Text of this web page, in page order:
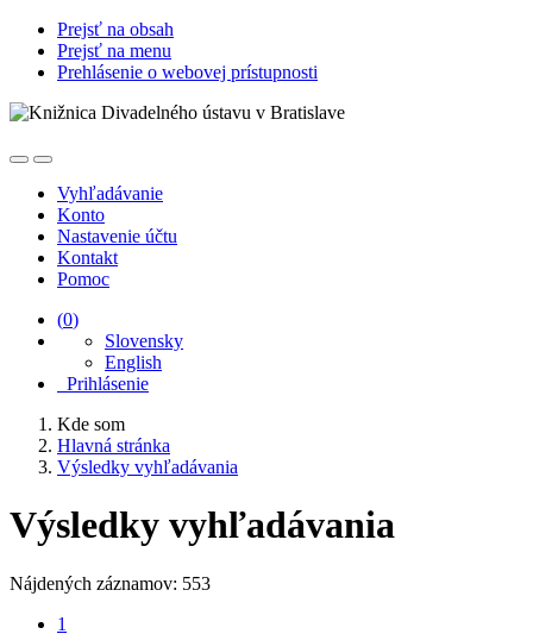
Prejsť na obsah
Prejsť na menu
Prehlásenie o webovej prístupnosti
Vyhľadávanie
Konto
Nastavenie účtu
Kontakt
Pomoc
(0)
Slovensky
English
Prihlásenie
Kde som
Hlavná stránka
Výsledky vyhľadávania
Výsledky vyhľadávania
Nájdených záznamov: 553
1